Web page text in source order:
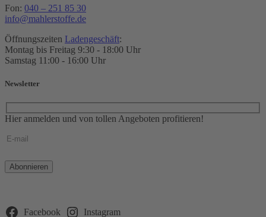
Fon: 040 – 251 85 30
info@mahlerstoffe.de
Öffnungszeiten Ladengeschäft:
Montag bis Freitag 9:30 - 18:00 Uhr
Samstag 11:00 - 16:00 Uhr
Newsletter
Hier anmelden und von tollen Angeboten profitieren!
Bitte
lasse
leer.
Facebook Instagram